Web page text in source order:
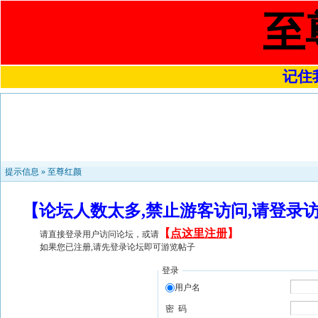
至
记住
提示信息 » 至尊红颜
【论坛人数太多,禁止游客访问,请登
请直接登录用户访问论坛，或请 【 点这里注册】
如果您已注册,请先登录论坛即可游览帖子
登录
用户名
密 码